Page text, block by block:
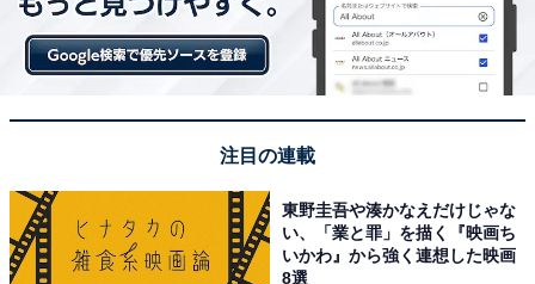
注目の連載
東野圭吾や湊かなえだけじゃな
い、「業と罪」を描く『映画ち
いかわ』から強く連想した映画
8選